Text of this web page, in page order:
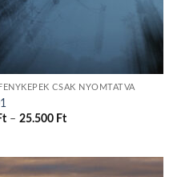
CSAK NYOMTATVA
– 25.500 FtÁrtartomány: